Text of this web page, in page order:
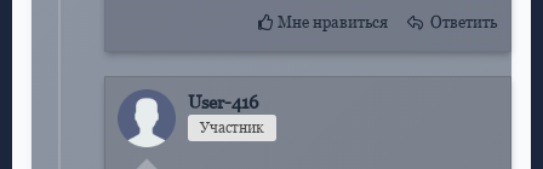
Мне нравиться Ответить
User-416
Участник